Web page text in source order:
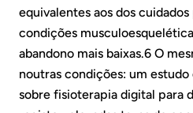
equivalentes aos dos
condições
abandono mais baixas.6 O
noutras condições: um
sobre fisioterapia digital para